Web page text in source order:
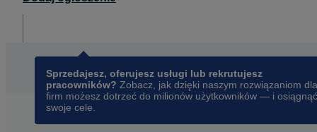
Sprzedajesz, oferujesz usługi lub rekrutujesz
pracowników? Zobacz, jak dzięki naszym rozwiązaniom dla
firm możesz dotrzeć do milionów użytkowników — i osiągnąć
swoje cele.